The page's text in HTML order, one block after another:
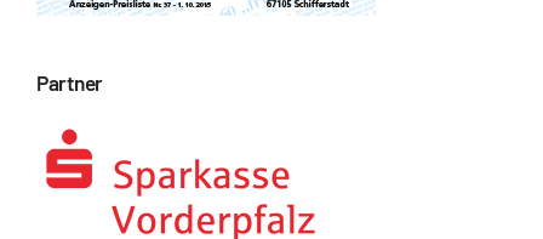
Partner